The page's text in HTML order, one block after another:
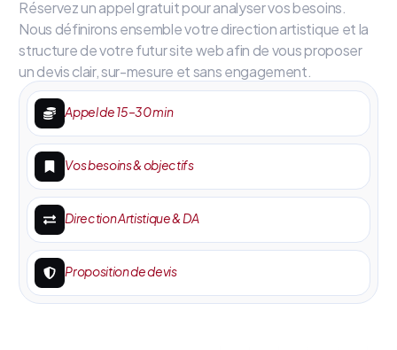
Réservez un appel gratuit pour analyser vos besoins.
Nous définirons ensemble votre direction artistique et la
structure de votre futur site web afin de vous proposer
un devis clair, sur-mesure et sans engagement.
Appel de 15–30 min
Vos besoins & objectifs
Direction Artistique & DA
Proposition de devis